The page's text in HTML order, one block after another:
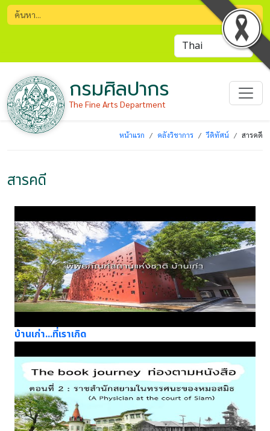
กรมศิลปากร
The Fine Arts Department
หน้าแรก คลังวิชาการ วีดิทัศน์ สารคดี
สารคดี
บ้านเก่า...ที่เราเกิด